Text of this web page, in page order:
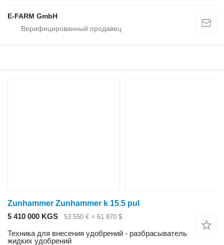
E-FARM GmbH
Zunhammer Zunhammer k 15.5 pul
5 410 000 KGS
53 550 € ≈ 61 870 $
Техника для внесения удобрений - разбрасыватель
жидких удобрений